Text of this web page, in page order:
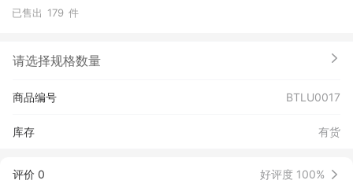
已售出 179 件
请选择规格数量
商品编号 BTLU0017
库存 有货
评价 0 好评度 100%